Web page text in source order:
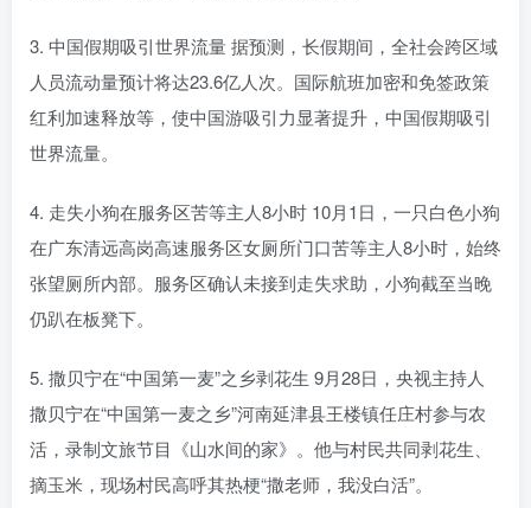
3. 中国假期吸引世界流量 据预测，长假期间，全社会跨区域
人员流动量预计将达23.6亿人次。国际航班加密和免签政策
红利加速释放等，使中国游吸引力显著提升，中国假期吸引
世界流量。
4. 走失小狗在服务区苦等主人8小时 10月1日，一只白色小狗
在广东清远高岗高速服务区女厕所门口苦等主人8小时，始终
张望厕所内部。服务区确认未接到走失求助，小狗截至当晚
仍趴在板凳下。
5. 撒贝宁在“中国第一麦”之乡剥花生 9月28日，央视主持人
撒贝宁在“中国第一麦之乡”河南延津县王楼镇任庄村参与农
活，录制文旅节目《山水间的家》。他与村民共同剥花生、
摘玉米，现场村民高呼其热梗“撒老师，我没白活”。